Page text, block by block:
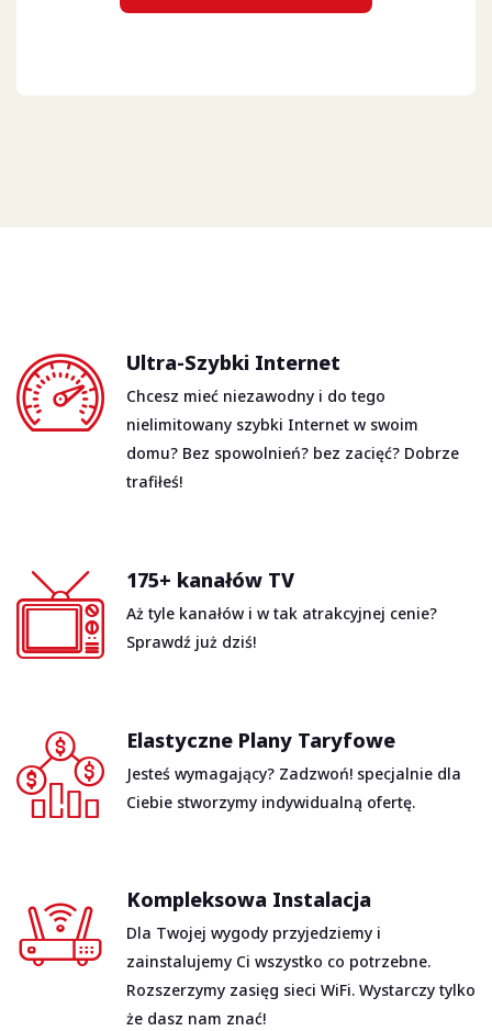
Ultra-Szybki Internet
Chcesz mieć niezawodny i do tego
nielimitowany szybki Internet w swoim
domu? Bez spowolnień? bez zacięć? Dobrze
trafiłeś!
175+ kanałów TV
Aż tyle kanałów i w tak atrakcyjnej cenie?
Sprawdź już dziś!
Elastyczne Plany Taryfowe
Jesteś wymagający? Zadzwoń! specjalnie dla
Ciebie stworzymy indywidualną ofertę.
Kompleksowa Instalacja
Dla Twojej wygody przyjedziemy i
zainstalujemy Ci wszystko co potrzebne.
Rozszerzymy zasięg sieci WiFi. Wystarczy tylko
że dasz nam znać!